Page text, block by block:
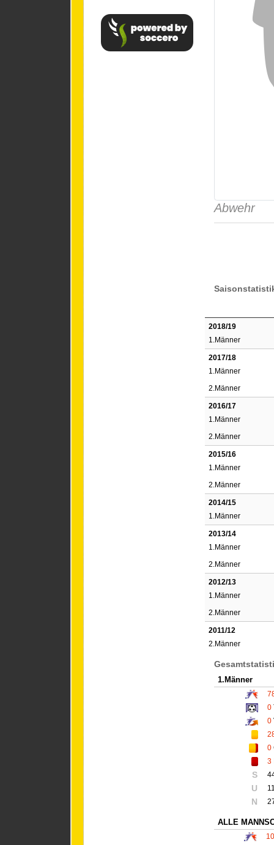
Abwehr
2018/19
1.Männer
2017/18
1.Männer
2.Männer
2016/17
1.Männer
2.Männer
2015/16
1.Männer
2.Männer
2014/15
1.Männer
2013/14
1.Männer
2.Männer
2012/13
1.Männer
2.Männer
2011/12
2.Männer
1.Männer
0
0
0
3
S
U
N
ALLE